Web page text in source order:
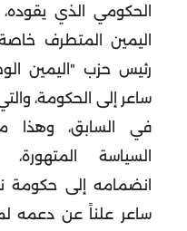
الحكومي الذي
اليمين المتطرف
رئيس حزب "اليمين
ساعر إلى الحكومة،
في السابق، وهذا
السياسة
انضمامه إلى حكومة
ساعر علناً عن دعمه